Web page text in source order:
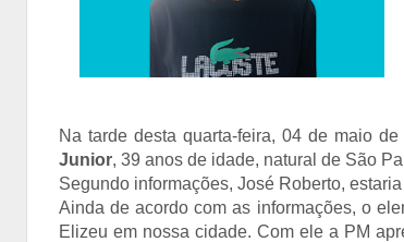
Na tarde desta quarta-feira, 04 de maio
Junior, 39 anos de idade, natural de São
Segundo informações, José Roberto,
Ainda de acordo com as informações, o
Elizeu em nossa cidade. Com ele a PM